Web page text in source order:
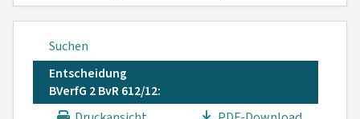
Suchen
Entscheidung
BVerfG 2 BvR 612/12: